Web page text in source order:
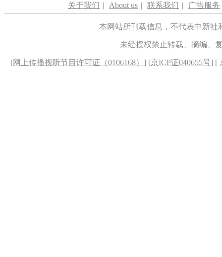
关于我们 | About us | 联系我们 | 广告服务
本网站所刊载信息，不代表中新
未经授权禁止转载、摘编、
[网上传播视听节目许可证（0106168） ] [京ICP证040655号] [